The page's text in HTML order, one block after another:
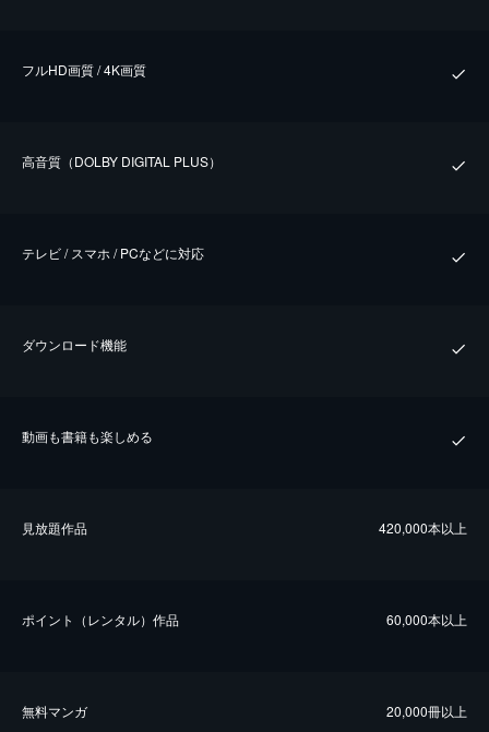
フルHD画質 / 4K画質
⾼⾳質（DOLBY DIGITAL PLUS）
テレビ / スマホ / PCなどに対応
ダウンロード機能
動画も書籍も楽しめる
⾒放題作品 420,000本以上
ポイント（レンタル）作品 60,000本以上
無料マンガ 20,000冊以上